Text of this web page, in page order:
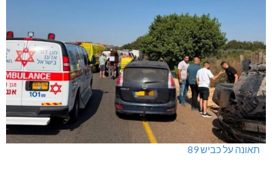
תאונה על כביש 89